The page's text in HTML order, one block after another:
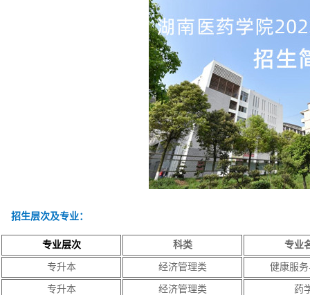
招生层次及专业：
专业层次 科类 专业
专升本 经济管理类 健康服
专升本 经济管理类 药